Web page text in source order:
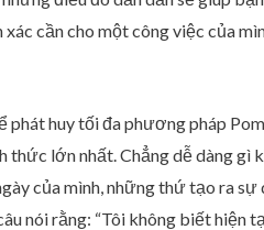
cần cho một công việc của
phát huy tối đa phương pháp
thức lớn nhất. Chẳng dễ dàng
của mình, những thứ tạo ra
nói rằng: “Tôi không biết hiện